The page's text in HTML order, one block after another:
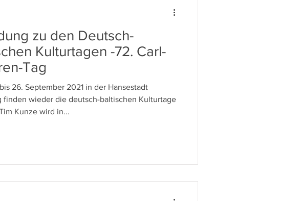
zu den Deutsch-
Kulturtagen -72. Carl-
Tag
26. September 2021 in der Hansestadt
finden wieder die deutsch-baltischen Kulturtage
Kunze wird in...